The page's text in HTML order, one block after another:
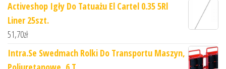
Activeshop Igły Do Tatuażu El Cartel 0.35 5Rl
Liner 25szt.
51,70zł
Intra.Se Swedmach Rolki Do Transportu Maszyn,